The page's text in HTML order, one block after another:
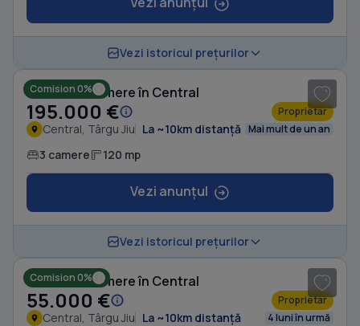
Vezi istoricul prețurilor
Comision 0%
Casă cu 3 camere în Central
195.000 € Proprietar
Central, Târgu Jiu La ~10km distanță Mai mult de un an
3 camere 120 mp
Vezi anunțul
Vezi istoricul prețurilor
Comision 0%
Casă cu 3 camere în Central
55.000 € Proprietar
Central, Târgu Jiu La ~10km distanță 4 luni în urmă